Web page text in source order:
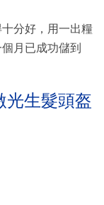
分好，用一出糧
月已成功儲到
光生髮頭盔